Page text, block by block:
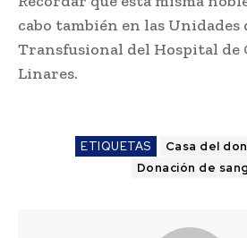
cabo también en las Unidades
Transfusional del Hospital de
Linares.
ETIQUETAS
Casa del
Donación de